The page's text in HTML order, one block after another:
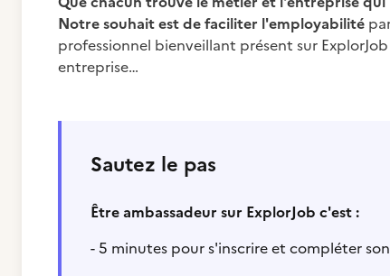
Notre souhait est de faciliter l'employabilité
professionnel bienveillant présent sur
entreprise…
Sautez le pas
Être ambassadeur sur ExplorJob c'est :
- 5 minutes pour s'inscrire et compléter